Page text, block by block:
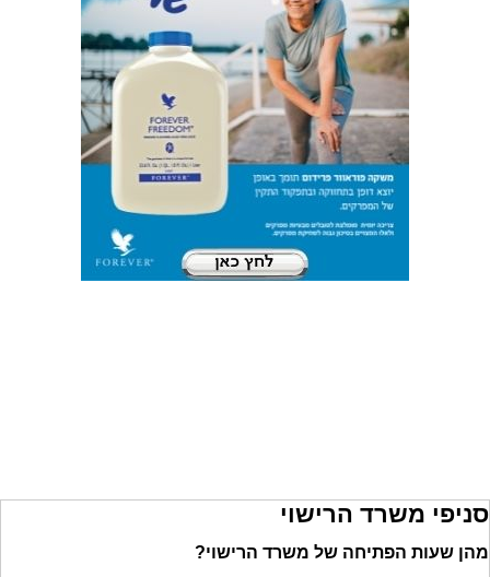
סניפי משרד הרישוי
מהן שעות הפתיחה של משרד הרישוי?